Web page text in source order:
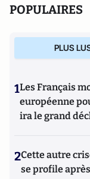
POPULAIRES
PLUS
1Les Français
européenne
ira le grand
2Cette autre
se profile